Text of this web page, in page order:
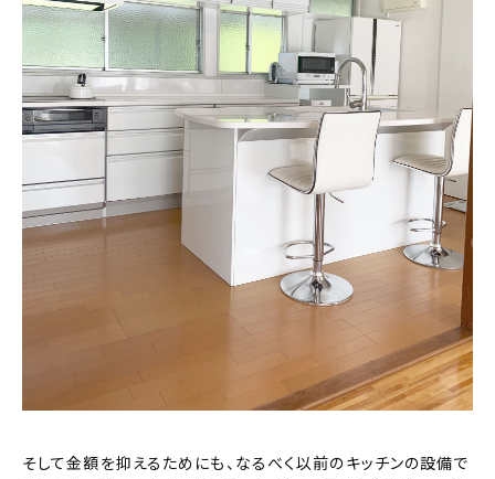
そして金額を抑えるためにも、なるべく以前のキッチンの設備で